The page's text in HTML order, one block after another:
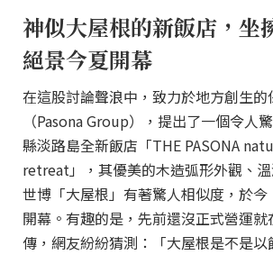
神似大屋根的新飯店，坐
絕景今夏開幕
在這股討論聲浪中，致力於地方創生的
（Pasona Group），提出了一個令人
縣淡路島全新飯店「THE PASONA
retreat」，其優美的木造弧形外觀、
世博「大屋根」有著驚人相似度，於今
開幕。有趣的是，先前還沒正式營運
傳，網友紛紛猜測：「大屋根是不是以